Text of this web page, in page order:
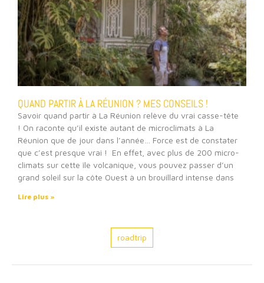
QUAND PARTIR À LA RÉUNION ? MES CONSEILS !
Savoir quand partir à La Réunion relève du vrai casse-tête
! On raconte qu’il existe autant de microclimats à La
Réunion que de jour dans l’année… Force est de constater
que c’est presque vrai ! En effet, avec plus de 200 micro-
climats sur cette île volcanique, vous pouvez passer d’un
grand soleil sur la côte Ouest à un brouillard intense dans
Lire plus »
roadtrip